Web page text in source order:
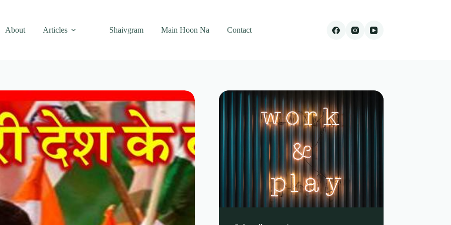
About Articles Shaivgram Main Hoon Na Contact